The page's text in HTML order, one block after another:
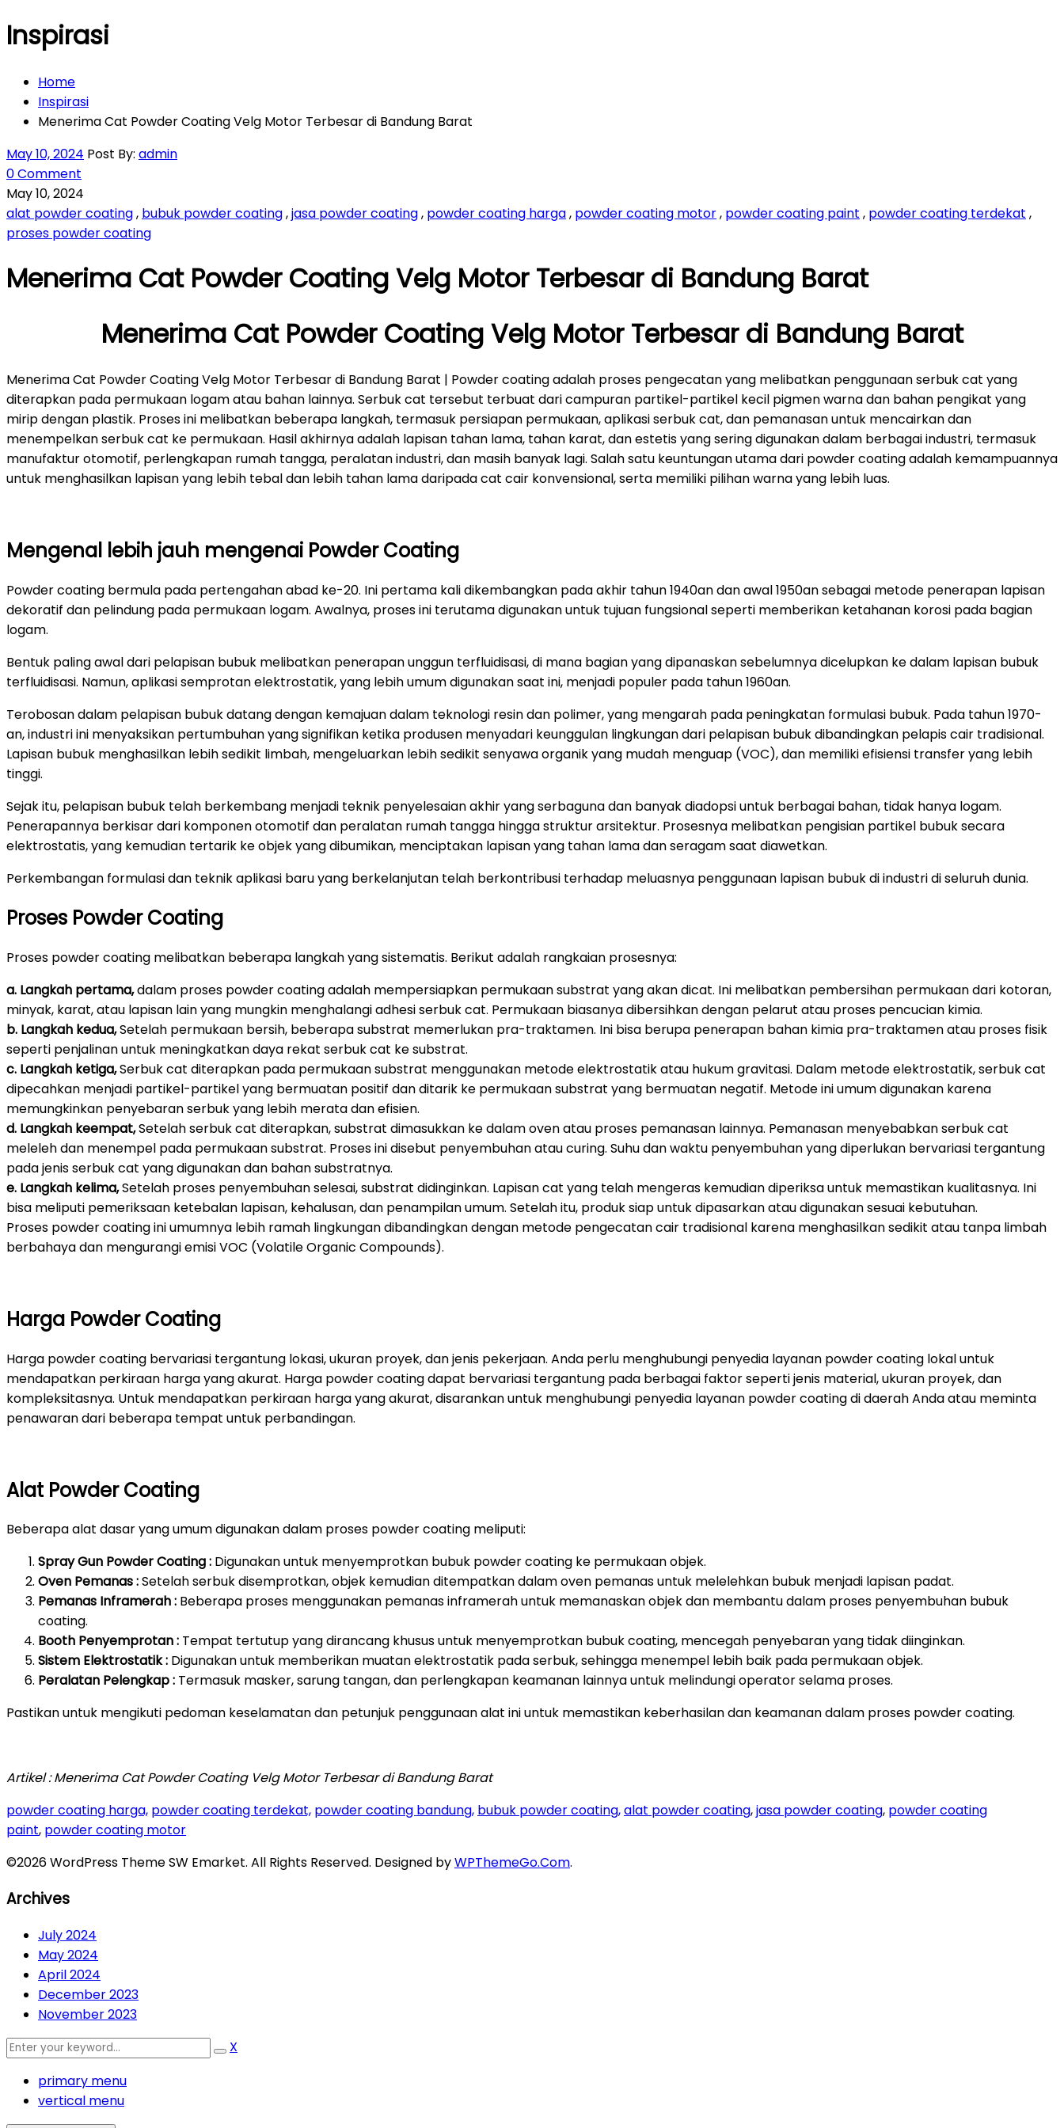
Inspirasi
Home
Inspirasi
Menerima Cat Powder Coating Velg Motor Terbesar di Bandung Barat
May 10, 2024 Post By: admin
0 Comment
May 10, 2024
alat powder coating, bubuk powder coating,jasa powder coating, powder coating harga, powder coating motor, powder coating paint , powder coating terdekat ,
proses powder coating
Menerima Cat Powder Coating Velg Motor Terbesar di Bandung Barat
Menerima Cat Powder Coating Velg Motor Terbesar di Bandung Barat
Menerima Cat Powder Coating Velg Motor Terbesar di Bandung Barat | Powder coating adalah proses pengecatan yang melibatkan penggunaan serbuk cat yang
diterapkan pada permukaan logam atau bahan lainnya. Serbuk cat tersebut terbuat dari campuran partikel-partikel kecil pigmen warna dan bahan pengikat yang
mirip dengan plastik. Proses ini melibatkan beberapa langkah, termasuk persiapan permukaan, aplikasi serbuk cat, dan pemanasan untuk mencairkan dan
menempelkan serbuk cat ke permukaan. Hasil akhirnya adalah lapisan tahan lama, tahan karat, dan estetis yang sering digunakan dalam berbagai industri, termasuk
manufaktur otomotif, perlengkapan rumah tangga, peralatan industri, dan masih banyak lagi. Salah satu keuntungan utama dari powder coating adalah kemampuannya
untuk menghasilkan lapisan yang lebih tebal dan lebih tahan lama daripada cat cair konvensional, serta memiliki pilihan warna yang lebih luas.
Mengenal lebih jauh mengenai Powder Coating
Powder coating bermula pada pertengahan abad ke-20. Ini pertama kali dikembangkan pada akhir tahun 1940an dan awal 1950an sebagai metode penerapan lapisan
dekoratif dan pelindung pada permukaan logam. Awalnya, proses ini terutama digunakan untuk tujuan fungsional seperti memberikan ketahanan korosi pada bagian
logam.
Bentuk paling awal dari pelapisan bubuk melibatkan penerapan unggun terfluidisasi, di mana bagian yang dipanaskan sebelumnya dicelupkan ke dalam lapisan bubuk
terfluidisasi. Namun, aplikasi semprotan elektrostatik, yang lebih umum digunakan saat ini, menjadi populer pada tahun 1960an.
Terobosan dalam pelapisan bubuk datang dengan kemajuan dalam teknologi resin dan polimer, yang mengarah pada peningkatan formulasi bubuk. Pada tahun 1970-
an, industri ini menyaksikan pertumbuhan yang signifikan ketika produsen menyadari keunggulan lingkungan dari pelapisan bubuk dibandingkan pelapis cair tradisional.
Lapisan bubuk menghasilkan lebih sedikit limbah, mengeluarkan lebih sedikit senyawa organik yang mudah menguap (VOC), dan memiliki efisiensi transfer yang lebih
tinggi.
Sejak itu, pelapisan bubuk telah berkembang menjadi teknik penyelesaian akhir yang serbaguna dan banyak diadopsi untuk berbagai bahan, tidak hanya logam.
Penerapannya berkisar dari komponen otomotif dan peralatan rumah tangga hingga struktur arsitektur. Prosesnya melibatkan pengisian partikel bubuk secara
elektrostatis, yang kemudian tertarik ke objek yang dibumikan, menciptakan lapisan yang tahan lama dan seragam saat diawetkan.
Perkembangan formulasi dan teknik aplikasi baru yang berkelanjutan telah berkontribusi terhadap meluasnya penggunaan lapisan bubuk di industri di seluruh dunia.
Proses Powder Coating
Proses powder coating melibatkan beberapa langkah yang sistematis. Berikut adalah rangkaian prosesnya:
a. Langkah pertama,dalam proses powder coating adalah mempersiapkan permukaan substrat yang akan dicat. Ini melibatkan pembersihan permukaan dari kotoran,
minyak, karat, atau lapisan lain yang mungkin menghalangi adhesi serbuk cat. Permukaan biasanya dibersihkan dengan pelarut atau proses pencucian kimia.
b. Langkah kedua,Setelah permukaan bersih, beberapa substrat memerlukan pra-traktamen. Ini bisa berupa penerapan bahan kimia pra-traktamen atau proses fisik
seperti penjalinan untuk meningkatkan daya rekat serbuk cat ke substrat.
c. Langkah ketiga,Serbuk cat diterapkan pada permukaan substrat menggunakan metode elektrostatik atau hukum gravitasi. Dalam metode elektrostatik, serbuk cat
dipecahkan menjadi partikel-partikel yang bermuatan positif dan ditarik ke permukaan substrat yang bermuatan negatif. Metode ini umum digunakan karena
memungkinkan penyebaran serbuk yang lebih merata dan efisien.
d. Langkah keempat,Setelah serbuk cat diterapkan, substrat dimasukkan ke dalam oven atau proses pemanasan lainnya. Pemanasan menyebabkan serbuk cat
meleleh dan menempel pada permukaan substrat. Proses ini disebut penyembuhan atau curing. Suhu dan waktu penyembuhan yang diperlukan bervariasi tergantung
pada jenis serbuk cat yang digunakan dan bahan substratnya.
e. Langkah kelima,Setelah proses penyembuhan selesai, substrat didinginkan. Lapisan cat yang telah mengeras kemudian diperiksa untuk memastikan kualitasnya. Ini
bisa meliputi pemeriksaan ketebalan lapisan, kehalusan, dan penampilan umum. Setelah itu, produk siap untuk dipasarkan atau digunakan sesuai kebutuhan.
Proses powder coating ini umumnya lebih ramah lingkungan dibandingkan dengan metode pengecatan cair tradisional karena menghasilkan sedikit atau tanpa limbah
berbahaya dan mengurangi emisi VOC (Volatile Organic Compounds).
Harga Powder Coating
Harga powder coating bervariasi tergantung lokasi, ukuran proyek, dan jenis pekerjaan. Anda perlu menghubungi penyedia layanan powder coating lokal untuk
mendapatkan perkiraan harga yang akurat. Harga powder coating dapat bervariasi tergantung pada berbagai faktor seperti jenis material, ukuran proyek, dan
kompleksitasnya. Untuk mendapatkan perkiraan harga yang akurat, disarankan untuk menghubungi penyedia layanan powder coating di daerah Anda atau meminta
penawaran dari beberapa tempat untuk perbandingan.
Alat Powder Coating
Beberapa alat dasar yang umum digunakan dalam proses powder coating meliputi:
Spray Gun Powder Coating : Digunakan untuk menyemprotkan bubuk powder coating ke permukaan objek.
Oven Pemanas :Setelah serbuk disemprotkan, objek kemudian ditempatkan dalam oven pemanas untuk melelehkan bubuk menjadi lapisan padat.
Pemanas Inframerah : Beberapa proses menggunakan pemanas inframerah untuk memanaskan objek dan membantu dalam proses penyembuhan bubuk
coating.
Booth Penyemprotan : Tempat tertutup yang dirancang khusus untuk menyemprotkan bubuk coating, mencegah penyebaran yang tidak diinginkan.
Sistem Elektrostatik : Digunakan untuk memberikan muatan elektrostatik pada serbuk, sehingga menempel lebih baik pada permukaan objek.
Peralatan Pelengkap : Termasuk masker, sarung tangan, dan perlengkapan keamanan lainnya untuk melindungi operator selama proses.
Pastikan untuk mengikuti pedoman keselamatan dan petunjuk penggunaan alat ini untuk memastikan keberhasilan dan keamanan dalam proses powder coating.
Artikel : Menerima Cat Powder Coating Velg Motor Terbesar di Bandung Barat
powder coating harga, powder coating terdekat, powder coating bandung, bubuk powder coating,alat powder coating,jasa powder coating, powder coating
paint, powder coating motor
©2026 WordPress Theme SW Emarket. All Rights Reserved. Designed byWPThemeGo.Com.
Archives
July 2024
May 2024
April 2024
December 2023
November 2023
X
primary menu
vertical menu